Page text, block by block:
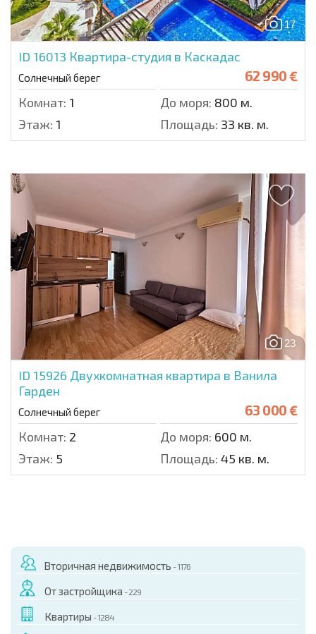
17
ID 16013 Квартира-студия в Каскадас
Солнечный берег 62 990 €
Комнат: 1 До моря: 800 м.
Этаж: 1 Площадь: 33 кв. м.
23
ID 15926 Двухкомнатная квартира в Ванила
Гарден
Солнечный берег 63 000 €
Комнат: 2 До моря: 600 м.
Этаж: 5 Площадь: 45 кв. м.
Вторичная недвижимость - 1176
От застройщика - 229
Квартиры - 1284